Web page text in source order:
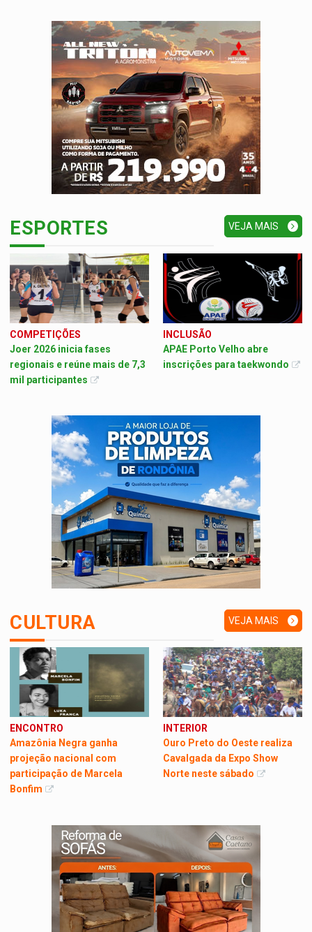
07/08/2026 - Publicação Legal
AVISO DE LICITAÇÃO: PREGÃO ELETRÔNICO Nº
90091/2025/SUPEL/RO
ESPORTES VEJA MAIS
COMPETIÇÕES
Joer 2026 inicia fases
regionais e reúne mais de 7,3
mil participantes
INCLUSÃO
APAE Porto Velho abre
inscrições para taekwondo
CULTURA VEJA MAIS
ENCONTRO
Amazônia Negra ganha
projeção nacional com
participação de Marcela
Bonfim
>
INTERIOR
Ouro Preto do Oeste realiza
Cavalgada da Expo Show
Norte neste sábado